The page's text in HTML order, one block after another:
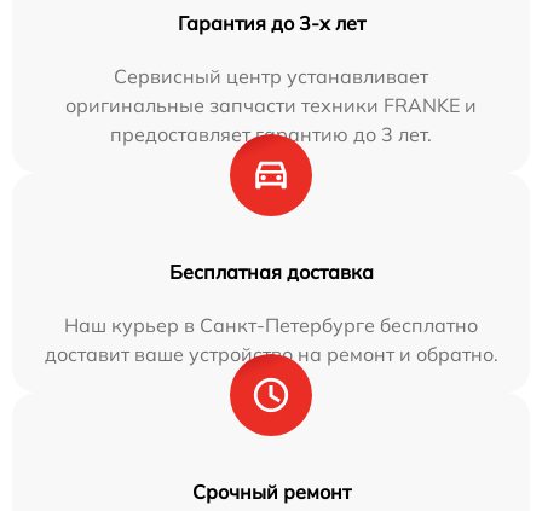
Гарантия до 3-х лет
Сервисный центр устанавливает
оригинальные запчасти техники FRANKE и
предоставляет гарантию до 3 лет.
Бесплатная доставка
Наш курьер в Санкт-Петербурге бесплатно
доставит ваше устройство на ремонт и обратно.
Срочный ремонт